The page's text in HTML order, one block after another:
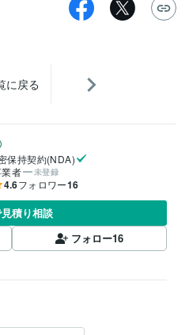
に戻る
保持契約(NDA)
者
未登録
4.6フォロワー16
積り相談
フォロー16